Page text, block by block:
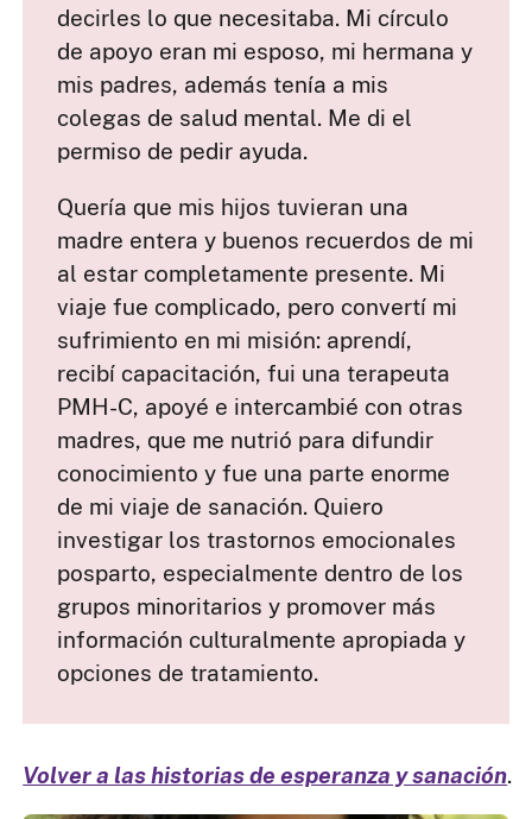
decirles lo que necesitaba. Mi círculo
de apoyo eran mi esposo, mi hermana y
mis padres, además tenía a mis
colegas de salud mental. Me di el
permiso de pedir ayuda.
Quería que mis hijos tuvieran una
madre entera y buenos recuerdos de mi
al estar completamente presente. Mi
viaje fue complicado, pero convertí mi
sufrimiento en mi misión: aprendí,
recibí capacitación, fui una terapeuta
PMH-C, apoyé e intercambié con otras
madres, que me nutrió para difundir
conocimiento y fue una parte enorme
de mi viaje de sanación. Quiero
investigar los trastornos emocionales
posparto, especialmente dentro de los
grupos minoritarios y promover más
información culturalmente apropiada y
opciones de tratamiento.
Volver a las historias de esperanza y sanación.